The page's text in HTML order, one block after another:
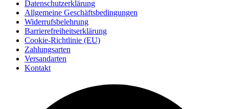
Datenschutzerklärung
Allgemeine Geschäftsbedingungen
Widerrufsbelehrung
Barrierefreiheitserklärung
Cookie-Richtlinie (EU)
Zahlungsarten
Versandarten
Kontakt